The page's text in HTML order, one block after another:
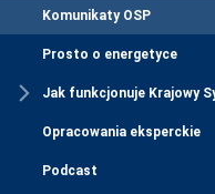
Komunikaty OSP
Prosto o energetyce
Jak funkcjonuje Krajowy
Opracowania eksperckie
Podcast